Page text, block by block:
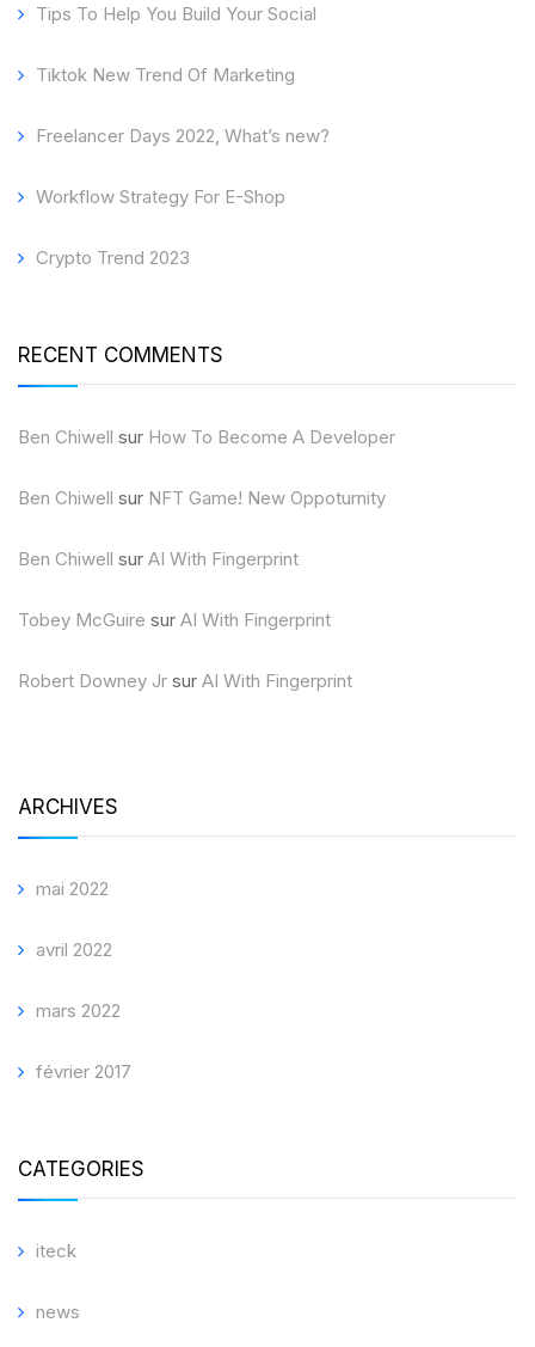
Tips To Help You Build Your Social
Tiktok New Trend Of Marketing
Freelancer Days 2022, What’s new?
Workflow Strategy For E-Shop
Crypto Trend 2023
RECENT COMMENTS
Ben Chiwell sur How To Become A Developer
Ben Chiwell sur NFT Game! New Oppoturnity
Ben Chiwell sur AI With Fingerprint
Tobey McGuire sur AI With Fingerprint
Robert Downey Jr sur AI With Fingerprint
ARCHIVES
mai 2022
avril 2022
mars 2022
février 2017
CATEGORIES
iteck
news